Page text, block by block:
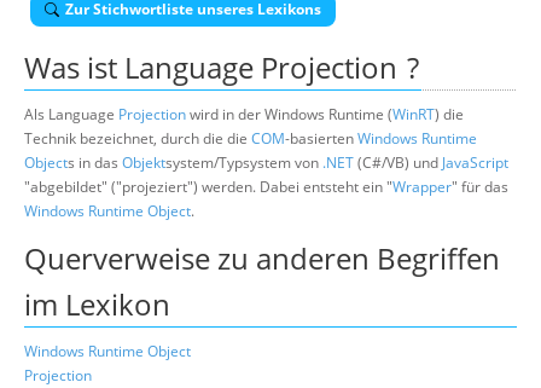
Zur Stichwortliste unseres Lexikons
Was ist Language Projection ?
Als Language Projectionwird in der Windows Runtime (WinRT) die
Technik bezeichnet, durch die die COM-basiertenWindows Runtime
Objects in das Objektsystem/Typsystem von .NET(C#/VB) und JavaScript
"abgebildet" ("projeziert") werden. Dabei entsteht ein "Wrapper" für das
Windows Runtime Object.
Querverweise zu anderen Begriffen
im Lexikon
Windows Runtime Object
Projection